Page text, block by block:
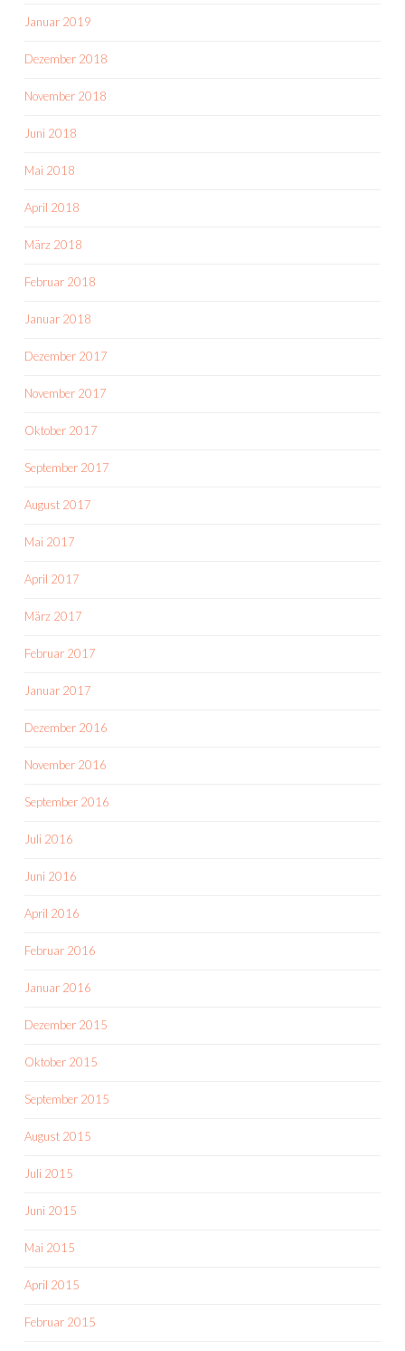
Januar 2019
Dezember 2018
November 2018
Juni 2018
Mai 2018
April 2018
März 2018
Februar 2018
Januar 2018
Dezember 2017
November 2017
Oktober 2017
September 2017
August 2017
Mai 2017
April 2017
März 2017
Februar 2017
Januar 2017
Dezember 2016
November 2016
September 2016
Juli 2016
Juni 2016
April 2016
Februar 2016
Januar 2016
Dezember 2015
Oktober 2015
September 2015
August 2015
Juli 2015
Juni 2015
Mai 2015
April 2015
Februar 2015